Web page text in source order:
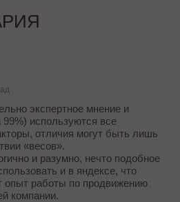
экспертное мнение и
99%) используются все
отличия могут быть лишь
«весов».
и разумно, нечто подобное
и в яндексе, что
опыт работы по продвижению
компании.